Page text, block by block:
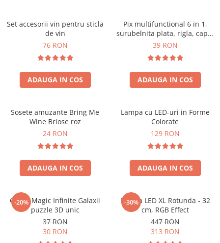
Set accesorii vin pentru sticla
de vin
76 RON
ADAUGA IN COS
Pix multifunctional 6 in 1,
surubelnita plata, rigla, capat
touchscreen, nivela cu bula
39 RON
ADAUGA IN COS
Sosete amuzante Bring Me
Wine Briose roz
24 RON
ADAUGA IN COS
Lampa cu LED-uri in Forme
Colorate
129 RON
ADAUGA IN COS
-20%
Cubul Magic Infinite Galaxii
puzzle 3D unic
37 RON
30 RON
-30%
Lampa LED XL Rotunda - 32
cm, RGB Effect
447 RON
313 RON